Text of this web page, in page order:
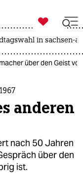

taz zahl ich
in sachsen-
über den Geist
anderen
nach 50 Jahren
über den
ist.